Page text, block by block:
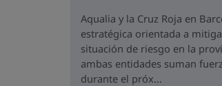
Aqualia y la Cruz Roja en
estratégica orientada a
situación de riesgo en la
ambas entidades suman
durante el próx...